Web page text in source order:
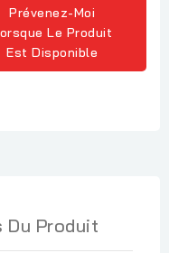
Prévenez-Moi
Le Produit
Est Disponible
Du Produit